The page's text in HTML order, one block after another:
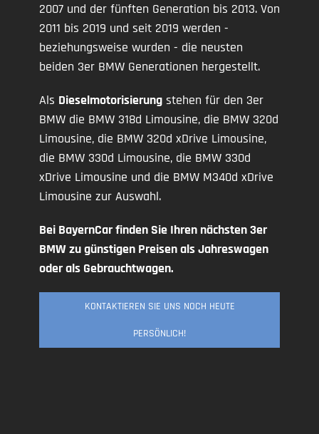
2007 und der fünften Generation bis 2013. Von
2011 bis 2019 und seit 2019 werden -
beziehungsweise wurden - die neusten
beiden 3er BMW Generationen hergestellt.
Als Dieselmotorisierung stehen für den 3er
BMW die BMW 318d Limousine, die BMW 320d
Limousine, die BMW 320d xDrive Limousine,
die BMW 330d Limousine, die BMW 330d
xDrive Limousine und die BMW M340d xDrive
Limousine zur Auswahl.
Bei BayernCar finden Sie Ihren nächsten 3er
BMW zu günstigen Preisen als Jahreswagen
oder als Gebrauchtwagen.
KONTAKTIEREN SIE UNS NOCH HEUTE
PERSÖNLICH!